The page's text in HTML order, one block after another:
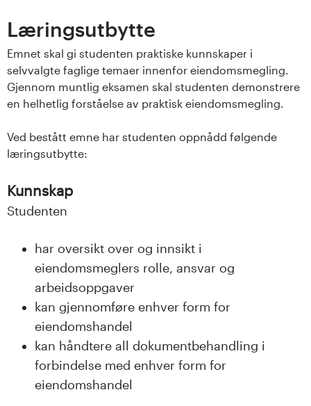
r
s
e
t
e
Læringsutbytte
Emnet skal gi studenten praktiske kunnskaper i
selvvalgte faglige temaer innenfor eiendomsmegling.
Gjennom muntlig eksamen skal studenten demonstrere
en helhetlig forståelse av praktisk eiendomsmegling.
Ved bestått emne har studenten oppnådd følgende
læringsutbytte:
Kunnskap
Studenten
har oversikt over og innsikt i
eiendomsmeglers rolle, ansvar og
arbeidsoppgaver
kan gjennomføre enhver form for
eiendomshandel
kan håndtere all dokumentbehandling i
forbindelse med enhver form for
eiendomshandel